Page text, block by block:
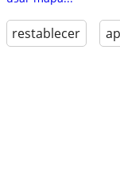
restablecer